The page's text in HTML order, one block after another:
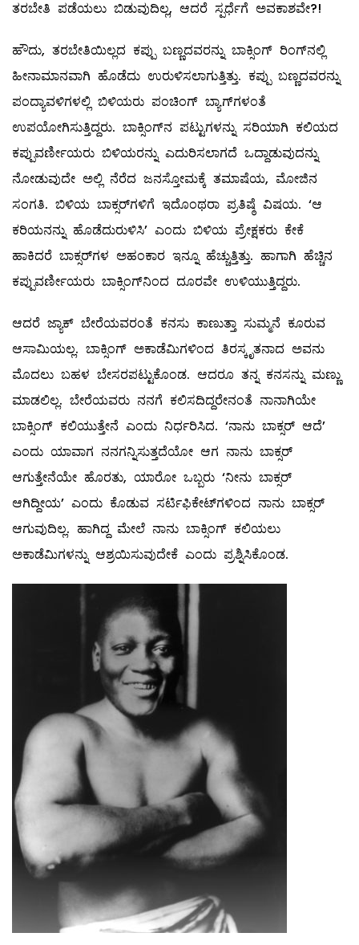
ತರಬೇತಿ ಪಡೆಯಲು ಬಿಡುವುದಿಲ್ಲ, ಆದರೆ ಸ್ಪರ್ಧೆಗೆ ಅವಕಾಶವೇ?!
ಹೌದು, ತರಬೇತಿಯಿಲ್ಲದ ಕಪ್ಪು ಬಣ್ಣದವರನ್ನು ಬಾಕ್ಸಿಂಗ್ ರಿಂಗ್‌ನಲ್ಲಿ
ಹೀನಾಮಾನವಾಗಿ ಹೊಡೆದು ಉರುಳಿಸಲಾಗುತ್ತಿತ್ತು. ಕಪ್ಪು ಬಣ್ಣದವರನ್ನು
ಪಂದ್ಯಾವಳಿಗಳಲ್ಲಿ ಬಿಳಿಯರು ಪಂಚಿಂಗ್ ಬ್ಯಾಗ್‌ಗಳಂತೆ
ಉಪಯೋಗಿಸುತ್ತಿದ್ದರು. ಬಾಕ್ಸಿಂಗ್‌ನ ಪಟ್ಟುಗಳನ್ನು ಸರಿಯಾಗಿ ಕಲಿಯದ
ಕಪ್ಪುವರ್ಣೀಯರು ಬಿಳಿಯರನ್ನು ಎದುರಿಸಲಾಗದೆ ಒದ್ದಾಡುವುದನ್ನು
ನೋಡುವುದೇ ಅಲ್ಲಿ ನೆರೆದ ಜನಸ್ತೋಮಕ್ಕೆ ತಮಾಷೆಯ, ಮೋಜಿನ
ಸಂಗತಿ. ಬಿಳಿಯ ಬಾಕ್ಸರ್‌ಗಳಿಗೆ ಇದೊಂಥರಾ ಪ್ರತಿಷ್ಠೆ ವಿಷಯ. ‘ಆ
ಕರಿಯನನ್ನು ಹೊಡೆದುರುಳಿಸಿ’ ಎಂದು ಬಿಳಿಯ ಪ್ರೇಕ್ಷಕರು ಕೇಕೆ
ಹಾಕಿದರೆ ಬಾಕ್ಸರ್‌ಗಳ ಅಹಂಕಾರ ಇನ್ನೂ ಹೆಚ್ಚುತ್ತಿತ್ತು. ಹಾಗಾಗಿ ಹೆಚ್ಚಿನ
ಕಪ್ಪುವರ್ಣೀಯರು ಬಾಕ್ಸಿಂಗ್‌ನಿಂದ ದೂರವೇ ಉಳಿಯುತ್ತಿದ್ದರು.
ಆದರೆ ಜ್ಯಾಕ್ ಬೇರೆಯವರಂತೆ ಕನಸು ಕಾಣುತ್ತಾ ಸುಮ್ಮನೆ ಕೂರುವ
ಆಸಾಮಿಯಲ್ಲ. ಬಾಕ್ಸಿಂಗ್ ಅಕಾಡೆಮಿಗಳಿಂದ ತಿರಸ್ಕೃತನಾದ ಅವನು
ಮೊದಲು ಬಹಳ ಬೇಸರಪಟ್ಟುಕೊಂಡ. ಆದರೂ ತನ್ನ ಕನಸನ್ನು ಮಣ್ಣು
ಮಾಡಲಿಲ್ಲ. ಬೇರೆಯವರು ನನಗೆ ಕಲಿಸದಿದ್ದರೇನಂತೆ ನಾನಾಗಿಯೇ
ಬಾಕ್ಸಿಂಗ್ ಕಲಿಯುತ್ತೇನೆ ಎಂದು ನಿರ್ಧರಿಸಿದ. ‘ನಾನು ಬಾಕ್ಸರ್ ಆದೆ’
ಎಂದು ಯಾವಾಗ ನನಗನ್ನಿಸುತ್ತದೆಯೋ ಆಗ ನಾನು ಬಾಕ್ಸರ್
ಆಗುತ್ತೇನೆಯೇ ಹೊರತು, ಯಾರೋ ಒಬ್ಬರು ‘ನೀನು ಬಾಕ್ಸರ್
ಆಗಿದ್ದೀಯ’ ಎಂದು ಕೊಡುವ ಸರ್ಟಿಫಿಕೇಟ್‌ಗಳಿಂದ ನಾನು ಬಾಕ್ಸರ್
ಆಗುವುದಿಲ್ಲ. ಹಾಗಿದ್ದ ಮೇಲೆ ನಾನು ಬಾಕ್ಸಿಂಗ್ ಕಲಿಯಲು
ಅಕಾಡೆಮಿಗಳನ್ನು ಆಶ್ರಯಿಸುವುದೇಕೆ ಎಂದು ಪ್ರಶ್ನಿಸಿಕೊಂಡ.